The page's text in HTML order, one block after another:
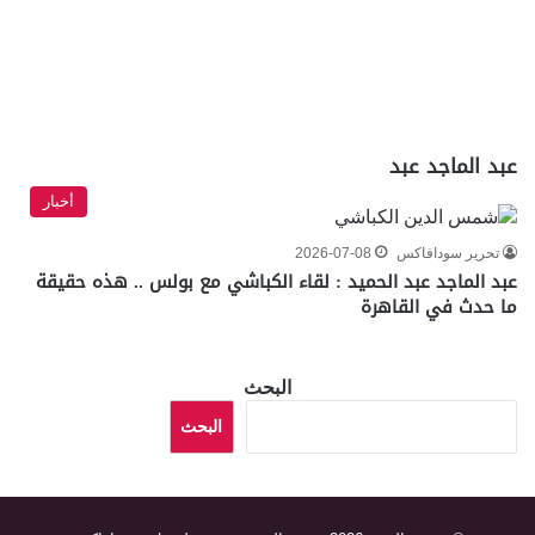
عبد الماجد عبد
أخبار
تحرير سودافاكس 2026-07-08
عبد الماجد عبد الحميد : لقاء الكباشي مع بولس .. هذه حقيقة
ما حدث في القاهرة
البحث
البحث